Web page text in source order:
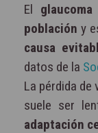
El glaucoma
población y
causa
datos de la
La pérdida
suele ser
adaptación